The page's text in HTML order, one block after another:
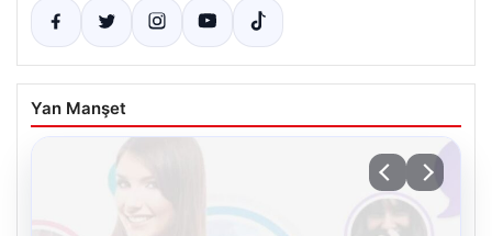
Yan Manşet